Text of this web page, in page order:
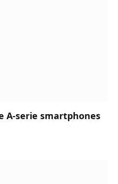
A-serie smartphones